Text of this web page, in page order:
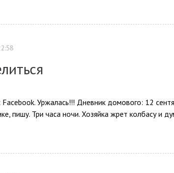
Уржалась!!! Дневник домового: 12
пишу. Три часа ночи. Хозяйка жрет колбасу и